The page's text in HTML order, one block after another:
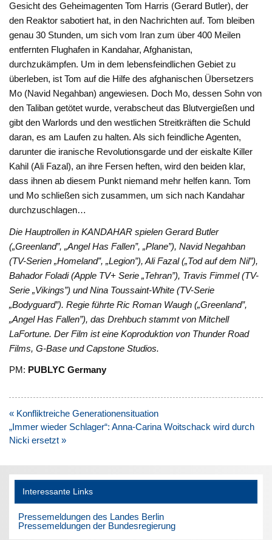
Gesicht des Geheimagenten Tom Harris (Gerard Butler), der
den Reaktor sabotiert hat, in den Nachrichten auf. Tom bleiben
genau 30 Stunden, um sich vom Iran zum über 400 Meilen
entfernten Flughafen in Kandahar, Afghanistan,
durchzukämpfen. Um in dem lebensfeindlichen Gebiet zu
überleben, ist Tom auf die Hilfe des afghanischen Übersetzers
Mo (Navid Negahban) angewiesen. Doch Mo, dessen Sohn von
den Taliban getötet wurde, verabscheut das Blutvergießen und
gibt den Warlords und den westlichen Streitkräften die Schuld
daran, es am Laufen zu halten. Als sich feindliche Agenten,
darunter die iranische Revolutionsgarde und der eiskalte Killer
Kahil (Ali Fazal), an ihre Fersen heften, wird den beiden klar,
dass ihnen ab diesem Punkt niemand mehr helfen kann. Tom
und Mo schließen sich zusammen, um sich nach Kandahar
durchzuschlagen…
Die Hauptrollen in KANDAHAR spielen Gerard Butler
(„Greenland”, „Angel Has Fallen”, „Plane”), Navid Negahban
(TV-Serien „Homeland”, „Legion”), Ali Fazal („Tod auf dem Nil”),
Bahador Foladi (Apple TV+ Serie „Tehran”), Travis Fimmel (TV-
Serie „Vikings”) und Nina Toussaint-White (TV-Serie
„Bodyguard”). Regie führte Ric Roman Waugh („Greenland”,
„Angel Has Fallen”), das Drehbuch stammt von Mitchell
LaFortune. Der Film ist eine Koproduktion von Thunder Road
Films, G-Base und Capstone Studios.
PM: PUBLYC Germany
Beitragsnavigation
« Konfliktreiche Generationensituation
„Immer wieder Schlager“: Anna-Carina Woitschack wird durch
Nicki ersetzt »
Interessante Links
Pressemeldungen des Landes Berlin
Pressemeldungen der Bundesregierung